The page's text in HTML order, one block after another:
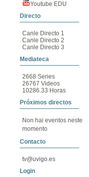
Youtube EDU
Directo
Canle Directo 1
Canle Directo 2
Canle Directo 3
Mediateca
2668 Series
26767 Videos
10286.33 Horas
Próximos directos
Non hai eventos neste
momento
Contacto
tv@uvigo.es
Login